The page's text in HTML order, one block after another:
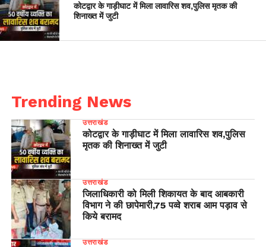
कोटद्वार के गाड़ीघाट में मिला लावारिस शव,पुलिस मृतक की
शिनाख्त में जुटी
Trending News
उत्तराखंड
कोटद्वार के गाड़ीघाट में मिला लावारिस शव,पुलिस
मृतक की शिनाख्त में जुटी
उत्तराखंड
जिलाधिकारी को मिली शिकायत के बाद आबकारी
विभाग ने की छापेमारी,75 पव्वे शराब आम पड़ाव से
किये बरामद
उत्तराखंड